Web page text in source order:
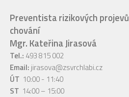
Preventista rizikových projevů
chování
Mgr. Kateřina Jirasová
Tel.: 493 815 002
Email: jirasova@zsvrchlabi.cz
ÚT 10:00 - 11:40
ST 14:00 – 15:00